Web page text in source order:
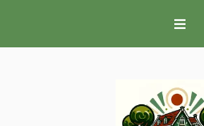
inhoud